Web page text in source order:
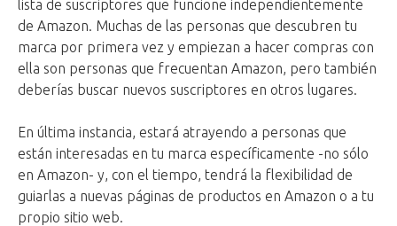
lista de suscriptores que funcione independientemente
de Amazon. Muchas de las personas que descubren tu
marca por primera vez y empiezan a hacer compras con
ella son personas que frecuentan Amazon, pero también
deberías buscar nuevos suscriptores en otros lugares.
En última instancia, estará atrayendo a personas que
están interesadas en tu marca específicamente -no sólo
en Amazon- y, con el tiempo, tendrá la flexibilidad de
guiarlas a nuevas páginas de productos en Amazon o a tu
propio sitio web.